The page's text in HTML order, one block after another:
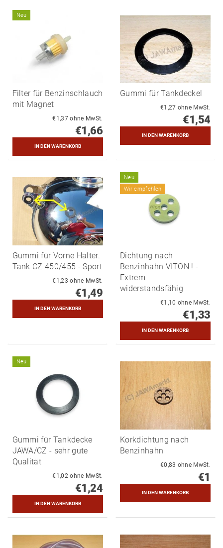
Neu
Filter für Benzinschlauch
mit Magnet
€1,37 ohne MwSt.
€1,66
Gummi für Tankdeckel
€1,27 ohne MwSt.
€1,54
Gummi für Vorne Halter.
Tank CZ 450/455 - Sport
€1,23 ohne MwSt.
€1,49
Neu
Wir empfehlen
Dichtung nach
Benzinhahn VITON ! -
Extrem
widerstandsfähig
€1,10 ohne MwSt.
€1,33
Neu
Gummi für Tankdecke
JAWA/CZ - sehr gute
Qualität
€1,02 ohne MwSt.
€1,24
Korkdichtung nach
Benzinhahn
€0,83 ohne MwSt.
€1